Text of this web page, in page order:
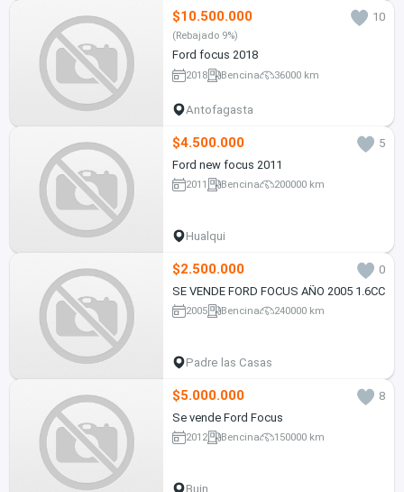
$10.500.000 10
(Rebajado 9%)
Ford focus 2018
2018 Bencina 36000 km
Antofagasta
$4.500.000
5
Ford new focus 2011
2011 Bencina 200000 km
Hualqui
$2.500.000
0
SE VENDE FORD FOCUS AÑO 2005 1.6CC
2005 Bencina 240000 km
Padre las Casas
$5.000.000
8
Se vende Ford Focus
2012 Bencina 150000 km
Buin